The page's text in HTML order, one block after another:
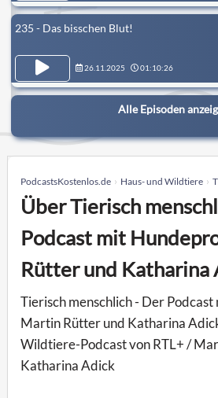
235 - Das bisschen Blut!
26.11.2025 01:10:26
Alle Episoden
PodcastsKostenlos.de Haus- und Wildtiere
Über Tierisch
Podcast mit
Rütter und Katharina
Tierisch menschlich - Der
Martin Rütter und Katharina
Wildtiere-Podcast von RTL+ /
Katharina Adick